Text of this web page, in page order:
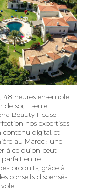
EDITORIAL
MANAGER AND
CONTENT
NIAMA EL YOSSRI
DIGITAL MANAGER
MOHAMED
LEHMOUM
ART DIRECTOR
48 heures ensemble
de soi, 1 seule
Beauty House !
nos expertises
contenu digital et
au Maroc : une
à ce qu’on peut
entre
produits, grâce à
conseils dispensés